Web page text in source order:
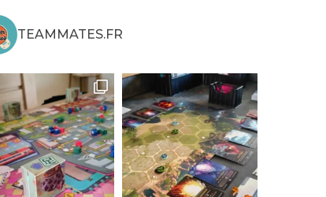
TEAMMATES.FR